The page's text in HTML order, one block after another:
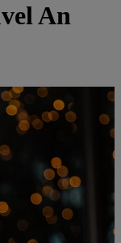
An